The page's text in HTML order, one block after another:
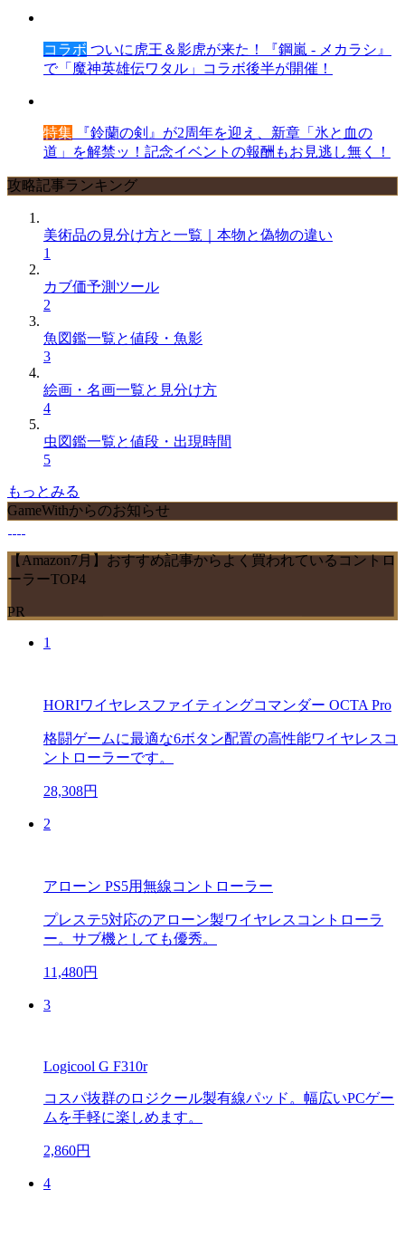
コラボ ついに虎王＆影虎が来た！『鋼嵐 - メカラシ』
で「魔神英雄伝ワタル」コラボ後半が開催！
特集 『鈴蘭の剣』が2周年を迎え、新章「氷と血の
道」を解禁ッ！記念イベントの報酬もお見逃し無く！
攻略記事ランキング
美術品の見分け方と一覧｜本物と偽物の違い
1
カブ価予測ツール
2
魚図鑑一覧と値段・魚影
3
絵画・名画一覧と見分け方
4
虫図鑑一覧と値段・出現時間
5
もっとみる
GameWithからのお知らせ
【Amazon7月】おすすめ記事からよく買われているコントロ
ーラーTOP4
PR
1
HORIワイヤレスファイティングコマンダー OCTA Pro
格闘ゲームに最適な6ボタン配置の高性能ワイヤレスコ
ントローラーです。
28,308円
2
アローン PS5用無線コントローラー
プレステ5対応のアローン製ワイヤレスコントローラ
ー。サブ機としても優秀。
11,480円
3
Logicool G F310r
コスパ抜群のロジクール製有線パッド。幅広いPCゲー
ムを手軽に楽しめます。
2,860円
4